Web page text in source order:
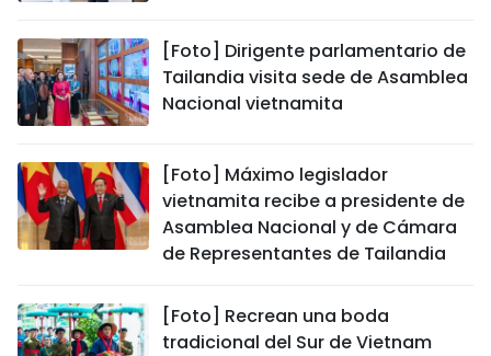
[Foto] Dirigente parlamentario de
Tailandia visita sede de Asamblea
Nacional vietnamita
[Foto] Máximo legislador
vietnamita recibe a presidente de
Asamblea Nacional y de Cámara
de Representantes de Tailandia
[Foto] Recrean una boda
tradicional del Sur de Vietnam